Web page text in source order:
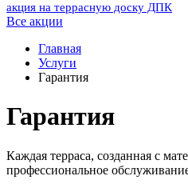
акция на террасную доску ДПК
Все акции
Главная
Услуги
Гарантия
Гарантия
Каждая терраса, созданная с
профессиональное